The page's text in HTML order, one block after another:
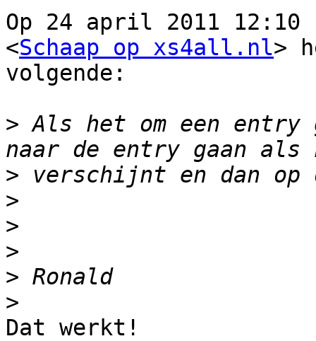
Op 24 april 2011 12:10
<Schaap op xs4all.nl>
volgende:
> Als het om een
>
>
>
>
>
>
Dat werkt!